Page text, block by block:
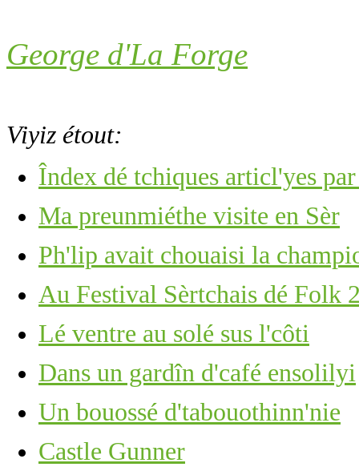
George d'La Forge
Viyiz étout:
Îndex dé tchiques articl'yes
Ma preunmiéthe visite en Sèr
Ph'lip avait chouaisi la
Au Festival Sèrtchais dé Folk
Lé ventre au solé sus l'côti
Dans un gardîn d'café ensolilyi
Un bouossé d'tabouothinn'nie
Castle Gunner